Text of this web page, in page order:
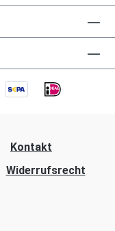
Kontakt
Widerrufsrecht